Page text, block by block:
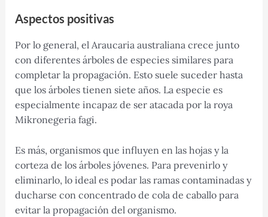
Aspectos positivas
Por lo general, el Araucaria australiana crece junto
con diferentes árboles de especies similares para
completar la propagación. Esto suele suceder hasta
que los árboles tienen siete años. La especie es
especialmente incapaz de ser atacada por la roya
Mikronegeria fagi.
Es más, organismos que influyen en las hojas y la
corteza de los árboles jóvenes. Para prevenirlo y
eliminarlo, lo ideal es podar las ramas contaminadas y
ducharse con concentrado de cola de caballo para
evitar la propagación del organismo.